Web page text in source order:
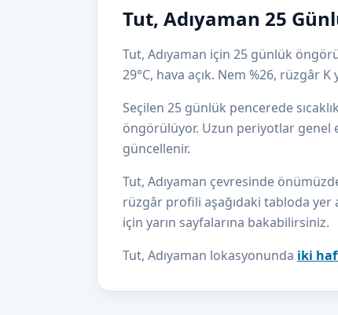
Tut, Adıyaman 25
Tut, Adıyaman için 25 günlük
29°C, hava açık. Nem %26, rüzgâr
Seçilen 25 günlük pencerede
öngörülüyor. Uzun periyotlar genel
güncellenir.
Tut, Adıyaman çevresinde
rüzgâr profili aşağıdaki tabloda yer
için yarın sayfalarına bakabilirsiniz.
Tut, Adıyaman lokasyonunda iki